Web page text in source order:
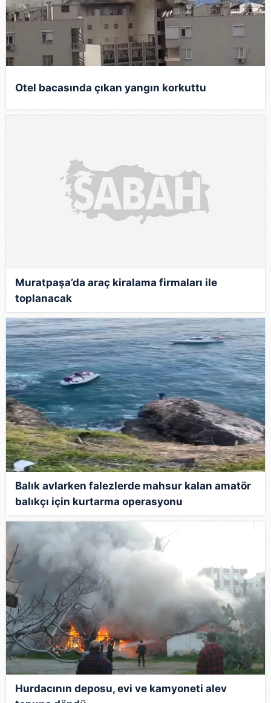
Otel bacasında çıkan yangın korkuttu
Muratpaşa’da araç kiralama firmaları ile
toplanacak
Balık avlarken falezlerde mahsur kalan amatör
balıkçı için kurtarma operasyonu
Hurdacının deposu, evi ve kamyoneti alev